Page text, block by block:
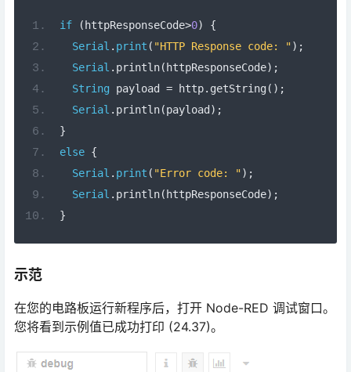
if ( httpResponseCode>0)
{
Serial . print ( "HTTP Response code: ");
Serial . println( httpResponseCode);
String payload = http. getString ();
Serial . println(payload );
}
else {
Serial . print ( "Error code: ");
Serial . println( httpResponseCode);
}
示范
在您的电路板运行新程序后，打开 Node-RED 调试窗口。
您将看到示例值已成功打印 (24.37)。